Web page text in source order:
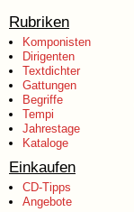
Rubriken
Komponisten
Dirigenten
Textdichter
Gattungen
Begriffe
Tempi
Jahrestage
Kataloge
Einkaufen
CD-Tipps
Angebote